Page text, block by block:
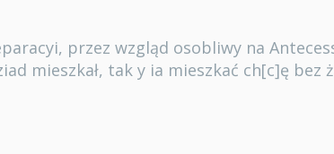
przez wzgląd osobliwy na
mieszkał, tak y ia mieszkać ch[c]ę bez